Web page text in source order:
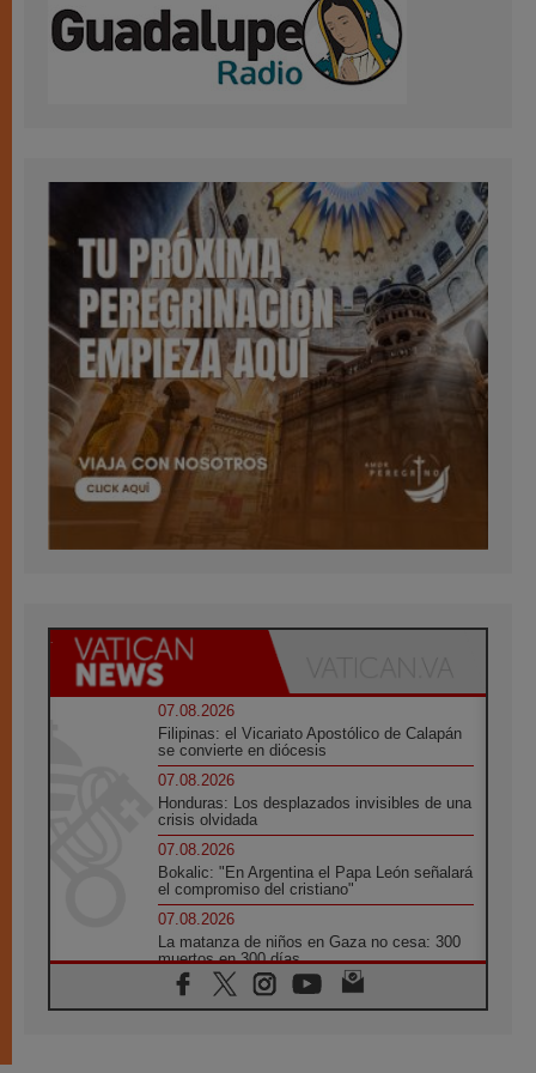
07.08.2026
Filipinas: el Vicariato Apostólico de Calapán
se convierte en diócesis
07.08.2026
Honduras: Los desplazados invisibles de una
crisis olvidada
07.08.2026
Bokalic: "En Argentina el Papa León señalará
el compromiso del cristiano"
07.08.2026
La matanza de niños en Gaza no cesa: 300
muertos en 300 días
07.08.2026
Tagle: La guerra desfigura el mundo, solo la